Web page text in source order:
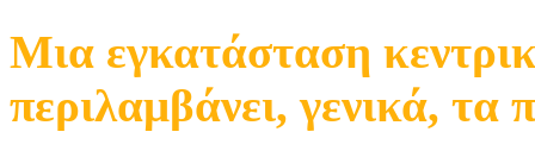
Μια εγκατάσταση
περιλαμβάνει, γενικά, τα